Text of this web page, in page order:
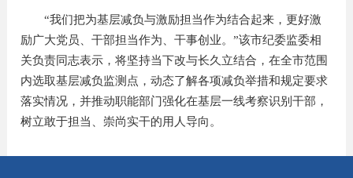
“我们把为基层减负与激励担当作为结合起来，更好激
励广大党员、干部担当作为、干事创业。”该市纪委监委相
关负责同志表示，将坚持当下改与长久立结合，在全市范围
内选取基层减负监测点，动态了解各项减负举措和规定要求
落实情况，并推动职能部门强化在基层一线考察识别干部，
树立敢于担当、崇尚实干的用人导向。